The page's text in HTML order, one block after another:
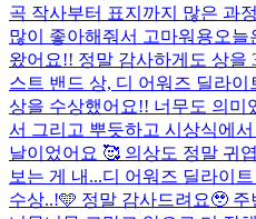
곡 작사부터 표지까지 많은 과
많이 좋아해줘서 고마워용오늘
왔어요!! 정말 감사하게도 상을
스트 밴드 상, 디 어워즈 딜라
상을 수상했어요!! 너무도 의미
서 그리고 뿌듯하고 시상식에
날이었어요 🥰 의상도 정말 귀
보는 게 내...디 어워즈 딜라이
수상..!🩵 정말 감사드려요🥹